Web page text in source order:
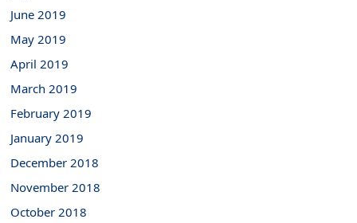
June 2019
May 2019
April 2019
March 2019
February 2019
January 2019
December 2018
November 2018
October 2018